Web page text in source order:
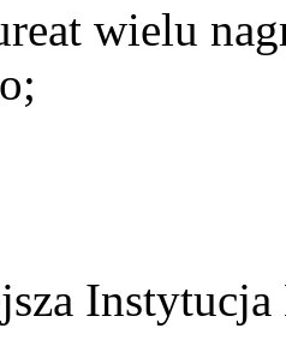
wielu